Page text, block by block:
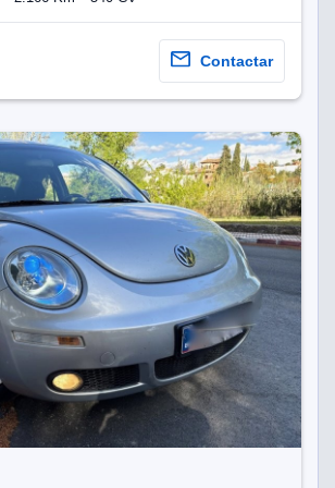
Contactar